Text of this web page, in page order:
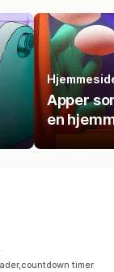
Apper
en
timer